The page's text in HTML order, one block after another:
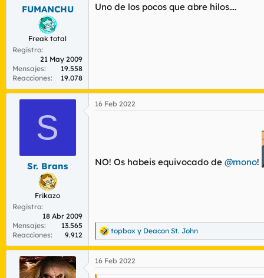
s
FUMANCHU
Freak total
Registro
21 May 2009
Mensajes
19.558
Reacciones
19.078
Uno de los pocos que abre hilos….
S
Sr. Brans
Frikazo
Registro
18 Abr 2009
Mensajes
13.565
Reacciones
9.912
16 Feb 2022
NO! Os habeis equivocado de @mono!
R
e
c
c
topbox y Deacon St. John
16 Feb 2022